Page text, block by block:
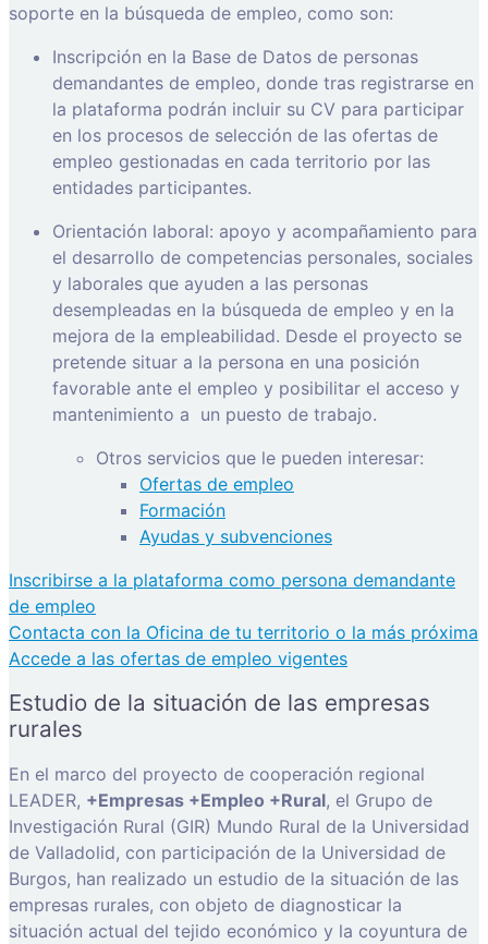
soporte en la búsqueda de empleo, como son:
Inscripción en la Base de Datos de personas
demandantes de empleo, donde tras registrarse en
la plataforma podrán incluir su CV para participar
en los procesos de selección de las ofertas de
empleo gestionadas en cada territorio por las
entidades participantes.
Orientación laboral: apoyo y acompañamiento para
el desarrollo de competencias personales, sociales
y laborales que ayuden a las personas
desempleadas en la búsqueda de empleo y en la
mejora de la empleabilidad. Desde el proyecto se
pretende situar a la persona en una posición
favorable ante el empleo y posibilitar el acceso y
mantenimiento a un puesto de trabajo.
Otros servicios que le pueden interesar:
Ofertas de empleo
Formación
Ayudas y subvenciones
Inscribirse a la plataforma como persona demandante
de empleo
Contacta con la Oficina de tu territorio o la más próxima
Accede a las ofertas de empleo vigentes
Estudio de la situación de las empresas
rurales
En el marco del proyecto de cooperación regional
LEADER, +Empresas +Empleo +Rural, el Grupo de
Investigación Rural (GIR) Mundo Rural de la Universidad
de Valladolid, con participación de la Universidad de
Burgos, han realizado un estudio de la situación de las
empresas rurales, con objeto de diagnosticar la
situación actual del tejido económico y la coyuntura de